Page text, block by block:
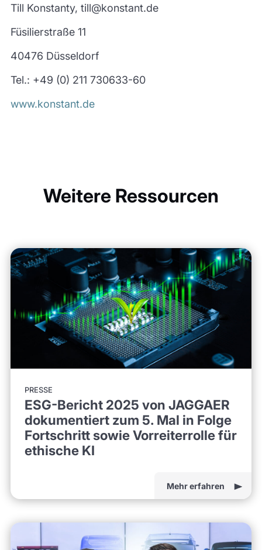
Till Konstanty, till@konstant.de
Füsilierstraße 11
40476 Düsseldorf
Tel.: +49 (0) 211 730633-60
www.konstant.de
Weitere Ressourcen
PRESSE
ESG-Bericht 2025 von JAGGAER
dokumentiert zum 5. Mal in Folge
Fortschritt sowie Vorreiterrolle für
ethische KI
Mehr erfahren